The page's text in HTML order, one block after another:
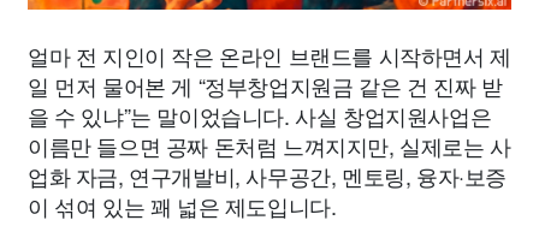
얼마 전 지인이 작은 온라인 브랜드를 시작하면서 제
일 먼저 물어본 게 “정부창업지원금 같은 건 진짜 받
을 수 있냐”는 말이었습니다. 사실 창업지원사업은
이름만 들으면 공짜 돈처럼 느껴지지만, 실제로는 사
업화 자금, 연구개발비, 사무공간, 멘토링, 융자·보증
이 섞여 있는 꽤 넓은 제도입니다.